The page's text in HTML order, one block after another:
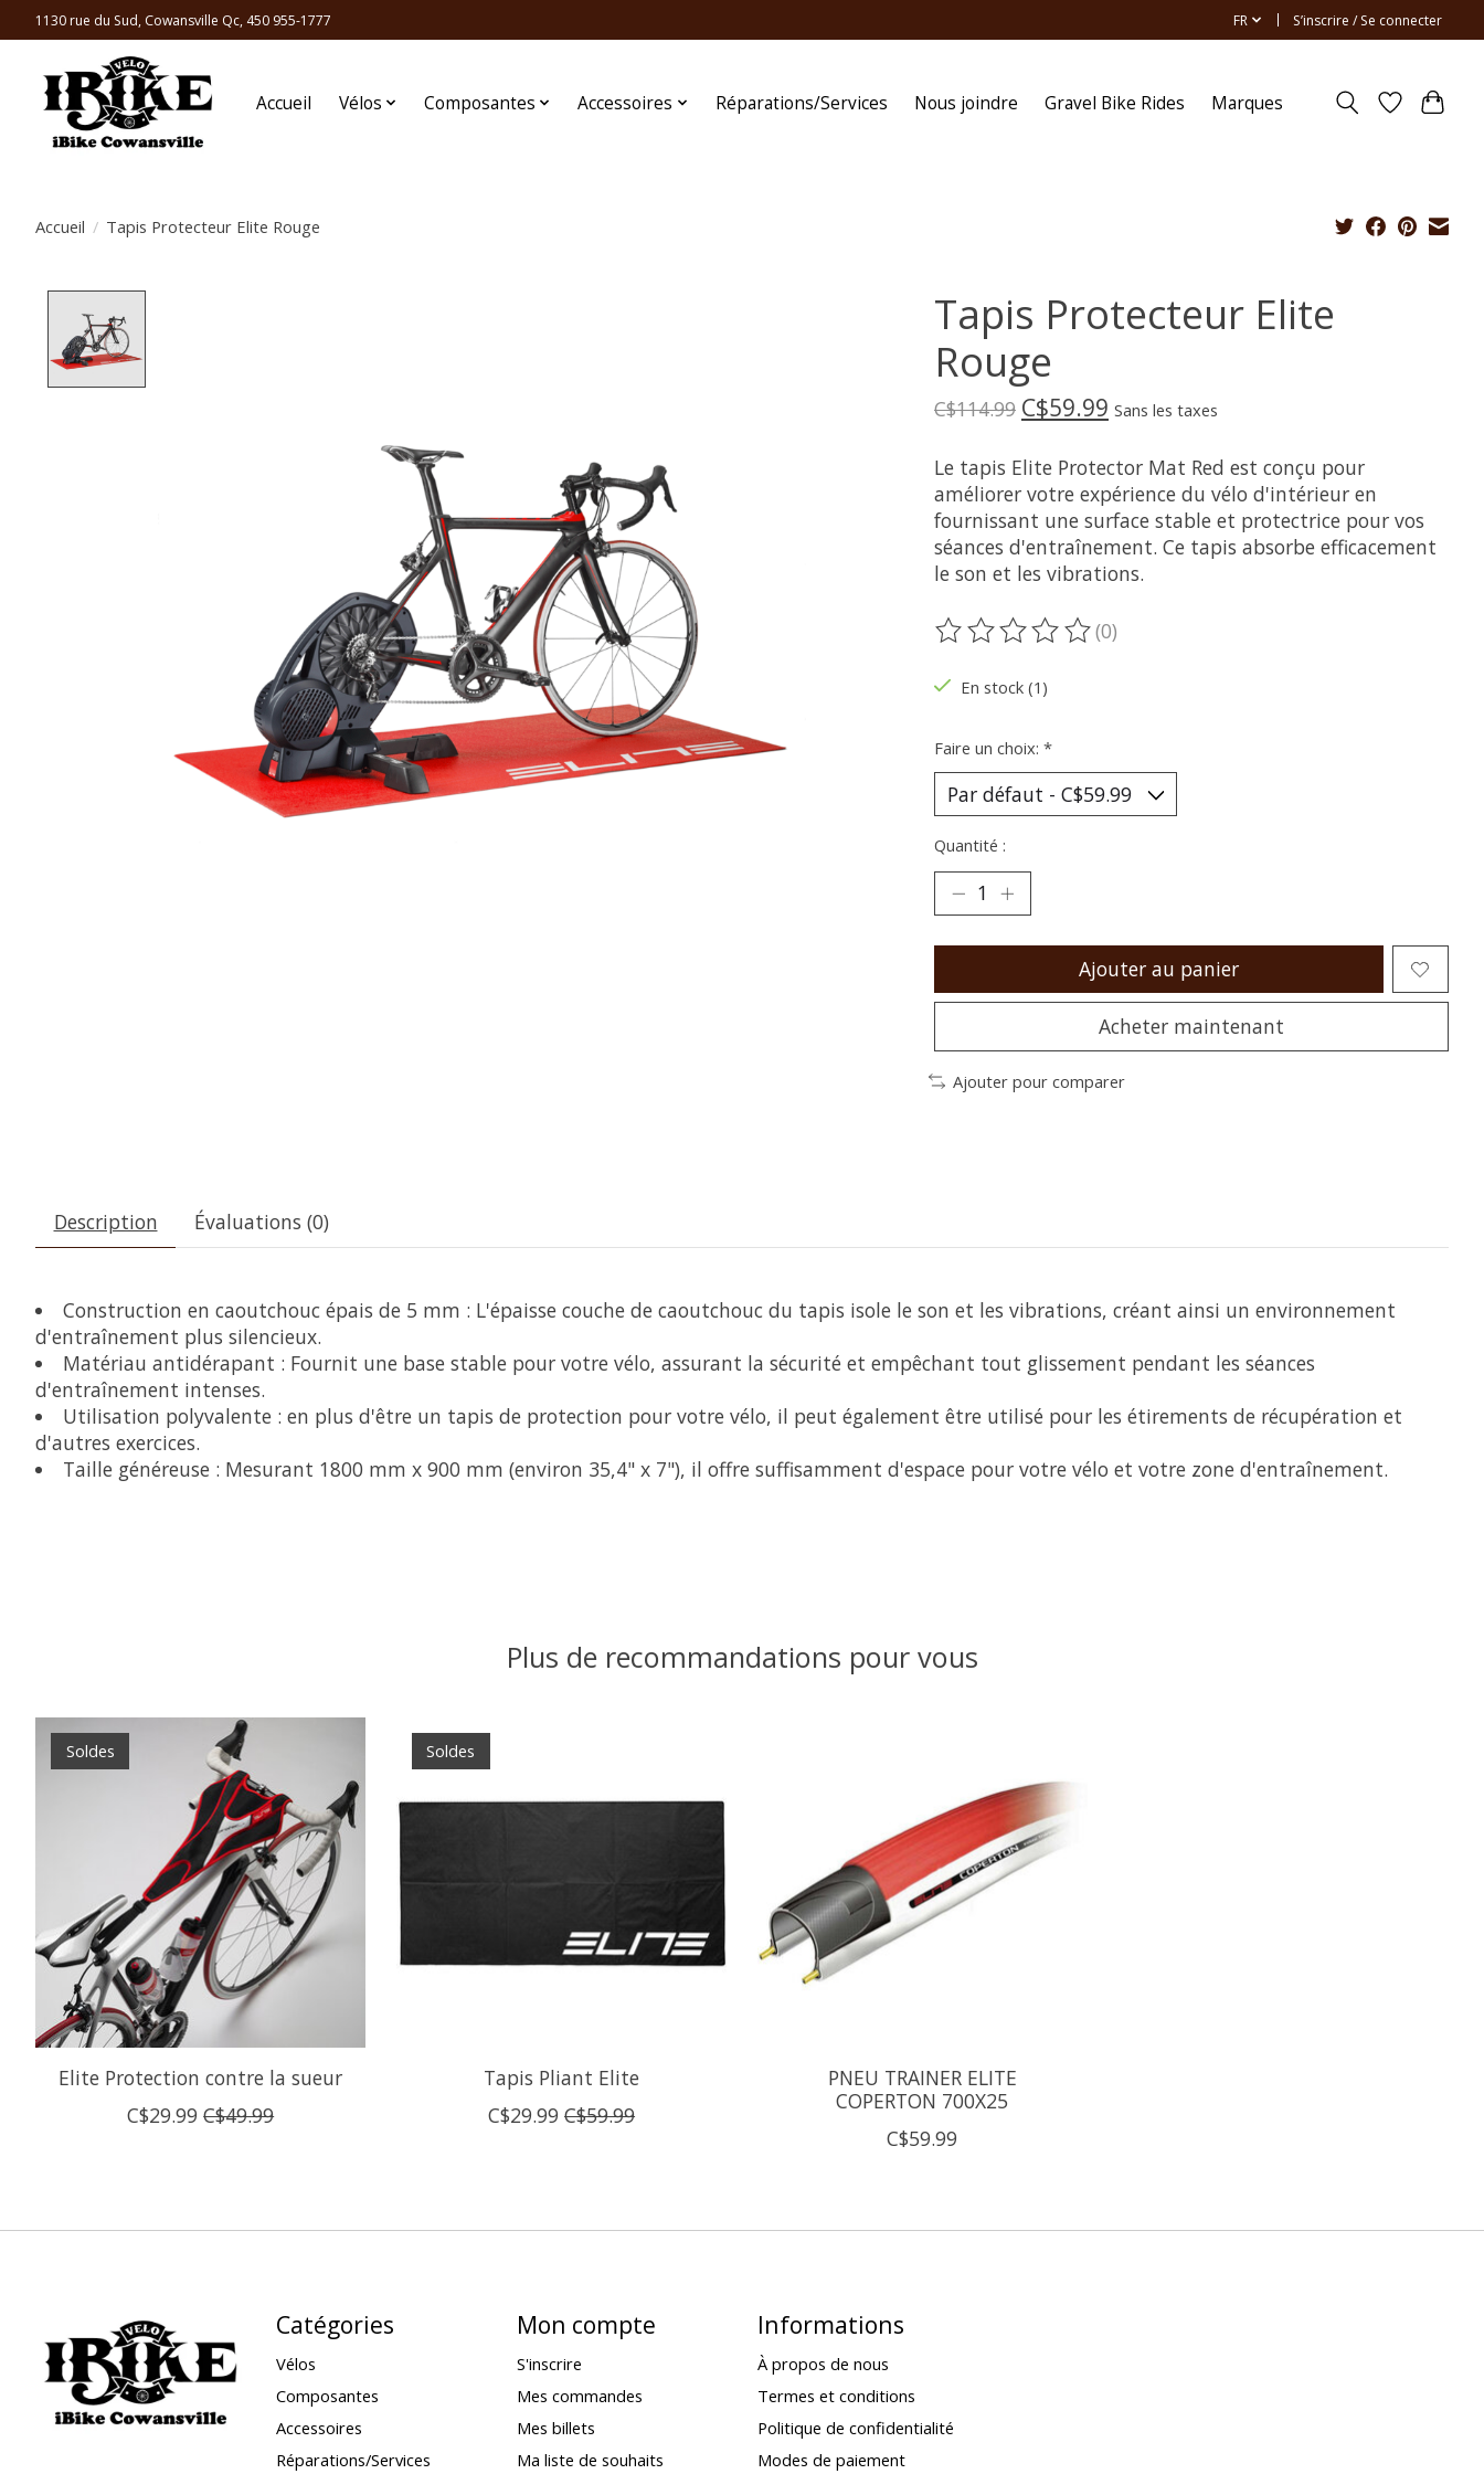
1130 rue du Sud, Cowansville Qc, 450 955-1777 FR S’inscrire / Se connecter
Accueil Vélos Composantes Accessoires Réparations/Services Nous joindre Gravel Bike Rides Marques
Accueil / Tapis Protecteur Elite Rouge
Tapis Protecteur Elite
Rouge
C$114.99 C$59.99 Sans les taxes
Le tapis Elite Protector Mat Red est conçu pour
améliorer votre expérience du vélo d'intérieur en
fournissant une surface stable et protectrice pour vos
séances d'entraînement. Ce tapis absorbe efficacement
le son et les vibrations.
Ce produit est évalué à
(0)
En stock (1)
Faire un choix: *
Quantité :
Ajouter au panier
Acheter maintenant
Ajouter pour comparer
Description Évaluations (0)
Construction en caoutchouc épais de 5 mm : L'épaisse couche de caoutchouc du tapis isole le son et les vibrations, créant ainsi un environnement
d'entraînement plus silencieux.
Matériau antidérapant : Fournit une base stable pour votre vélo, assurant la sécurité et empêchant tout glissement pendant les séances
d'entraînement intenses.
Utilisation polyvalente : en plus d'être un tapis de protection pour votre vélo, il peut également être utilisé pour les étirements de récupération et
d'autres exercices.
Taille généreuse : Mesurant 1800 mm x 900 mm (environ 35,4" x 7"), il offre suffisamment d'espace pour votre vélo et votre zone d'entraînement.
Plus de recommandations pour vous
Articles du carrousel de produits
Soldes
Elite Protection contre la sueur
C$29.99 C$49.99
Soldes
Tapis Pliant Elite
C$29.99 C$59.99
PNEU TRAINER ELITE
COPERTON 700X25
C$59.99
Catégories
Vélos
Composantes
Accessoires
Réparations/Services
Mon compte
S'inscrire
Mes commandes
Mes billets
Ma liste de souhaits
Informations
À propos de nous
Termes et conditions
Politique de confidentialité
Modes de paiement